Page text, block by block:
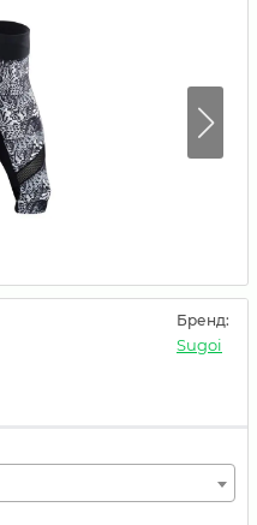
Бренд:
Sugoi